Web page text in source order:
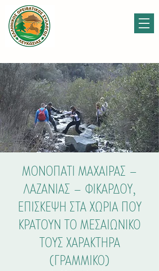
ΜΟΝΟΠΑΤΙ ΜΑΧΑΙΡΑΣ –
ΛΑΖΑΝΙΑΣ – ΦΙΚΑΡΔΟΥ,
ΕΠΙΣΚΕΨΗ ΣΤΑ ΧΩΡΙΑ ΠΟΥ
ΚΡΑΤΟΥΝ ΤΟ ΜΕΣΑΙΩΝΙΚΟ
ΤΟΥΣ ΧΑΡΑΚΤΗΡΑ
(ΓΡΑΜΜΙΚΟ)